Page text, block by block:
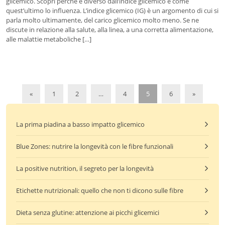
quest’ultimo lo influenza. L’indice glicemico (IG) è un argomento di cui si
parla molto ultimamente, del carico glicemico molto meno. Se ne
discute in relazione alla salute, alla linea, a una corretta alimentazione,
alle malattie metaboliche […]
« 1 2 … 4 5 6 »
La prima piadina a basso impatto glicemico
Blue Zones: nutrire la longevità con le fibre funzionali
La positive nutrition, il segreto per la longevità
Etichette nutrizionali: quello che non ti dicono sulle fibre
Dieta senza glutine: attenzione ai picchi glicemici